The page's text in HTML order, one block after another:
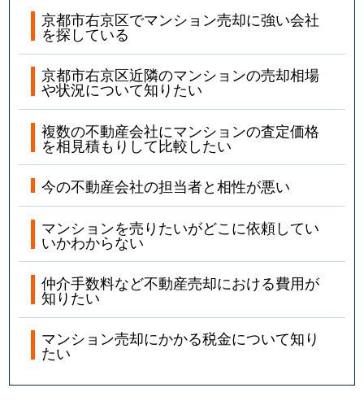
京都市右京区でマンション売却に強い会社
を探している
京都市右京区近隣のマンションの売却相場
や状況について知りたい
複数の不動産会社にマンションの査定価格
を相見積もりして比較したい
今の不動産会社の担当者と相性が悪い
マンションを売りたいがどこに依頼してい
いかわからない
仲介手数料など不動産売却における費用が
知りたい
マンション売却にかかる税金について知り
たい